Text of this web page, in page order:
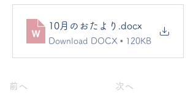
10月のおたより .docx
Download DOCX • 120KB
前へ 次へ